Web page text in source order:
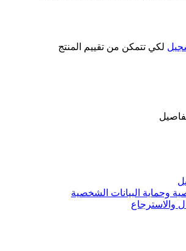
لكي تتمكن من تقييم المنتج
وحماية البيانات الشخصية
والاسترجاع